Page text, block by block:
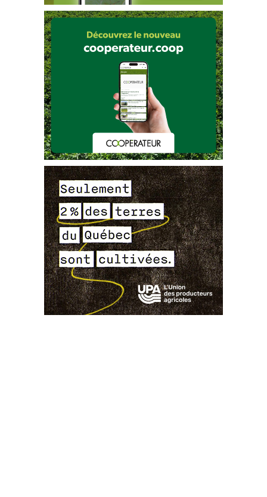
RAP Framboise Dépistage et contrôle des tétranyques, page
Source
Bernard Drouin et L